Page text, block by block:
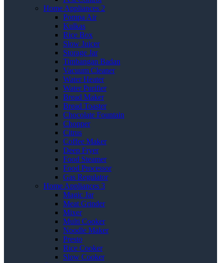
Home Appliances 2
Pompa Air
Kulkas
Rice Box
Slow Juicer
Storage Jar
Timbangan Badan
Vacuum Cleaner
Water Heater
Water Purifier
Bread Maker
Bread Toaster
Chocolate Fountain
Chopper
Citrus
Coffee Maker
Deep Fryer
Food Steamer
Food Processor
Gas Regulator
Home Appliances 3
Magic Jar
Meat Grinder
Mixer
Multi Cooker
Noodle Maker
Presto
Rice Cooker
Slow Cooker